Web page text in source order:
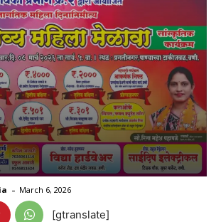
- March 6, 2026
[gtranslate]